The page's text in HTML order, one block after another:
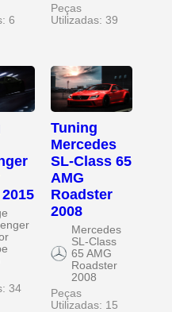
6
Peças
Utilizadas: 39
34
Tuning
Mercedes
SL-Class 65
AMG
Roadster
2008
Mercedes
SL-Class
65 AMG
Roadster
2008
Peças
Utilizadas: 15